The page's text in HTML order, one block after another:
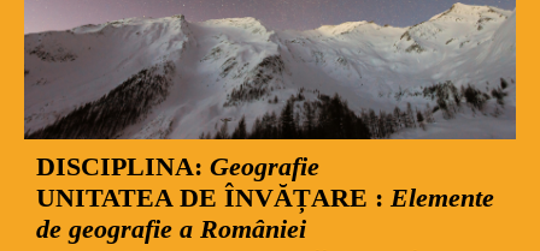
DISCIPLINA: Geografie
UNITATEA DE ÎNVĂȚARE : Elemente
de geografie a României